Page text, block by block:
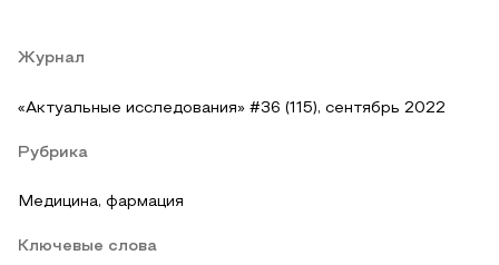
Журнал
«Актуальные исследования» #36 (115), сентябрь 2022
Рубрика
Медицина, фармация
Ключевые слова